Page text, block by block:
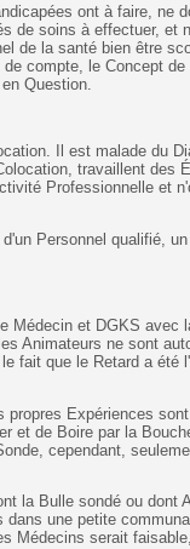
ont à faire, ne
de soins à effectuer, et
de la santé bien être
compte, le Concept
Question.
Il est malade du
travaillent des
Professionnelle et
Personnel qualifié,
Médecin et DGKS avec
Animateurs ne sont
fait que le Retard a été
Expériences
et de Boire par la
cependant,
la Bulle sondé ou dont
une petite
Médecins serait